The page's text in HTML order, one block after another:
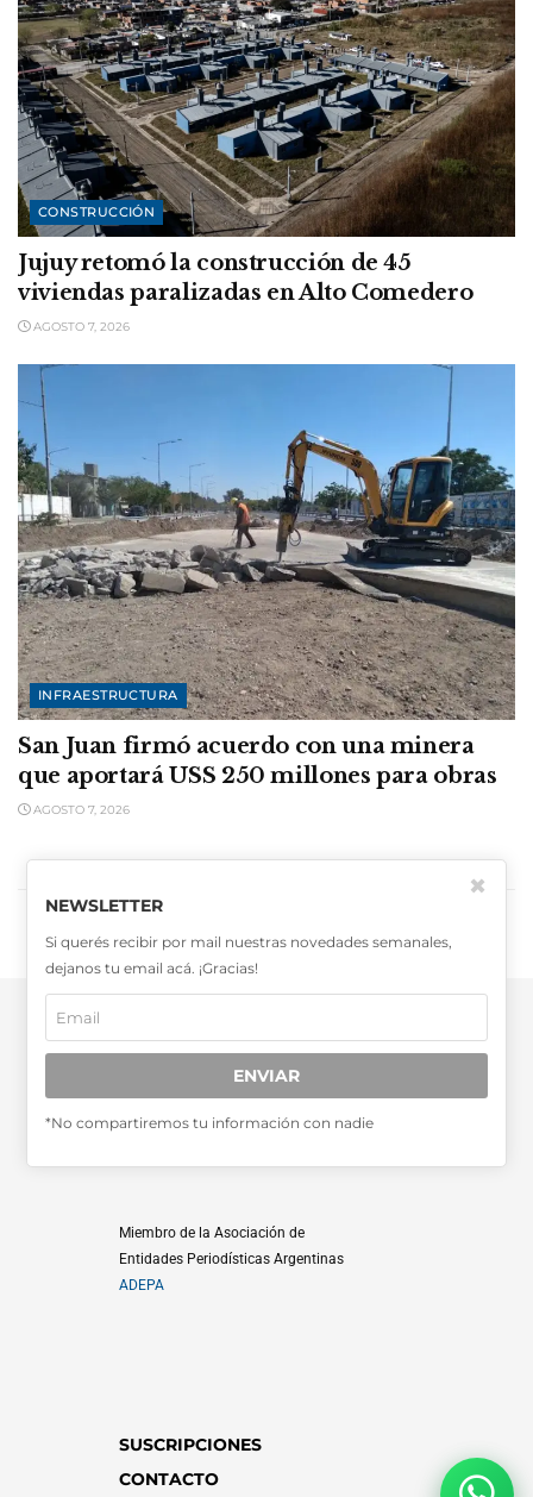
CONSTRUCCIÓN
Jujuy retomó la construcción de 45
viviendas paralizadas en Alto Comedero
AGOSTO 7, 2026
INFRAESTRUCTURA
San Juan firmó acuerdo con una minera
que aportará USS 250 millones para obras
AGOSTO 7, 2026
SABER MÁS >>
Miembro de la Asociación de
Entidades Periodísticas Argentinas
ADEPA
SUSCRIPCIONES
CONTACTO
NEWSLETTER
Si querés recibir por mail nuestras novedades semanales,
dejanos tu email acá. ¡Gracias!
ENVIAR
*No compartiremos tu información con nadie
✖